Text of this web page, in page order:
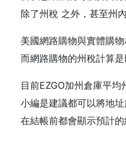
除了州稅 之外，甚至州
美國網路購物與實體購
而網路購物的州稅計算
目前EZGO加州倉庫平
小編是建議都可以將地
在結帳前都會顯示預計